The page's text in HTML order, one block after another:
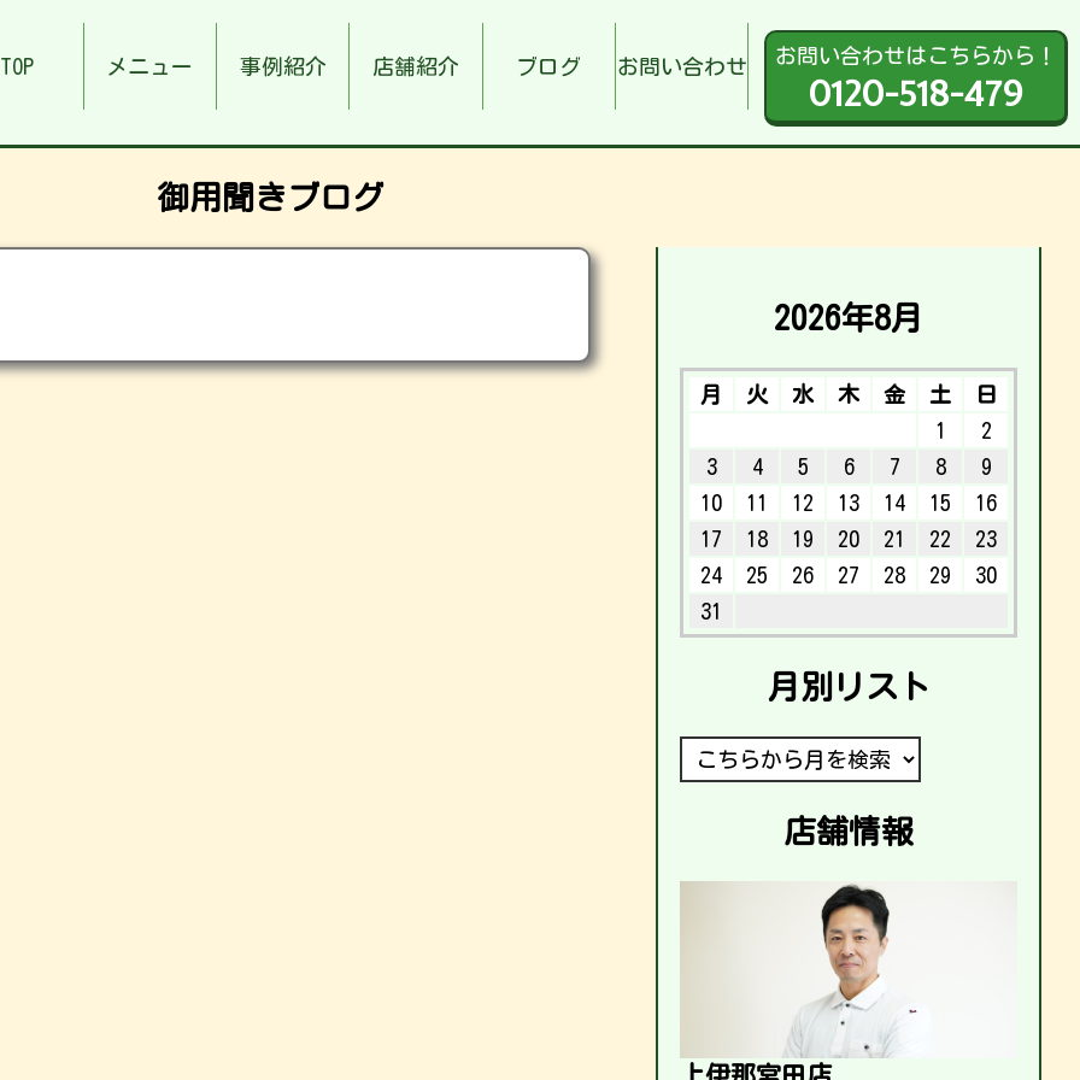
TOP メニュー 事例紹介 店舗紹介 ブログ お問い合わせ お問い合わせはこちらから！
0120-518-479
御用聞きブログ
2026年8月
月 火 水 木 金 土
日
1
2
3
4 5 6 7 8
9
10
11 12 13 14 15
16
17
18 19 20 21 22
23
24
25 26 27 28 29
30
31
月別リスト
店舗情報